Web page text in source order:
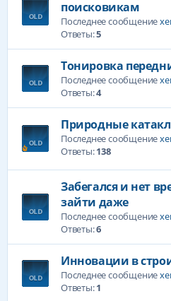
поисковикам
Последнее сообщение
Ответы:5
Тонировка
Последнее сообщение
Ответы:4
Природные
Последнее сообщение
Ответы:138
Забегался и нет
зайти даже
Последнее сообщение
Ответы:6
Инновации в
Последнее сообщение
Ответы:1